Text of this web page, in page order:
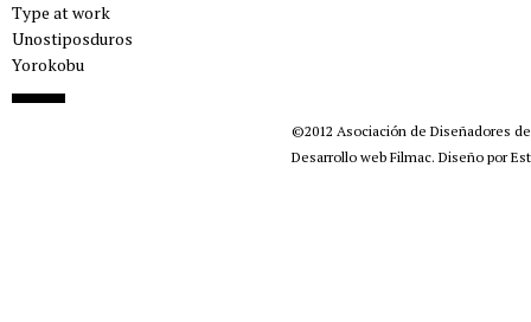
Type at work
Unostiposduros
Yorokobu
©2012 Asociación de Diseñadores
Desarrollo web Filmac. Diseño por